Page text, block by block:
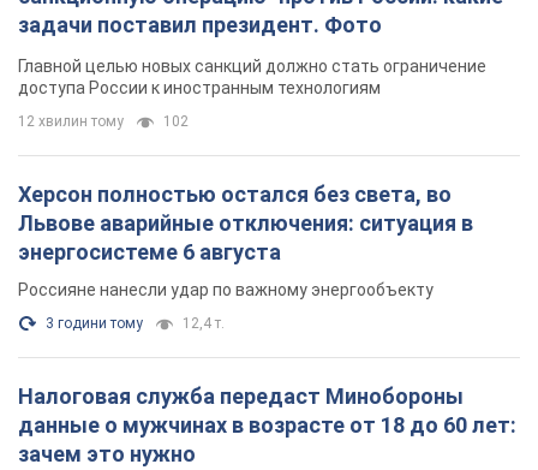
данные о мужчинах в возрасте от 18 до 60 лет:
зачем это нужно
Это необходимо для проверки воинского учета
годину тому 3,4 т.